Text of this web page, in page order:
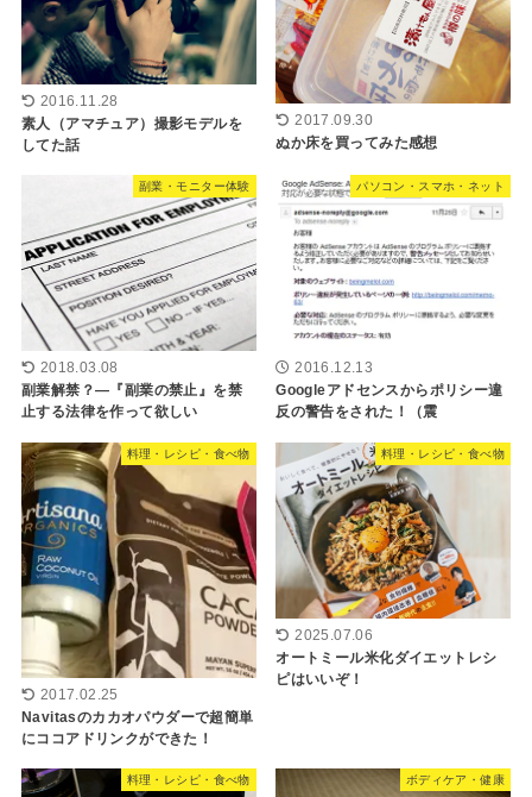
2016.11.28
素人（アマチュア）撮影モデルを
してた話
2017.09.30
ぬか床を買ってみた感想
副業・モニター体験
2018.03.08
副業解禁？―『副業の禁止』を禁
止する法律を作って欲しい
パソコン・スマホ・ネット
2016.12.13
Googleアドセンスからポリシー違
反の警告をされた！（震
料理・レシピ・食べ物
2017.02.25
Navitasのカカオパウダーで超簡単
にココアドリンクができた！
料理・レシピ・食べ物
2025.07.06
オートミール米化ダイエットレシ
ピはいいぞ！
料理・レシピ・食べ物 ボディケア・健康